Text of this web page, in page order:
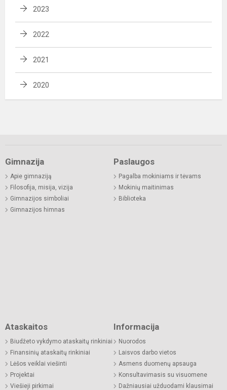
2023
2022
2021
2020
Gimnazija
Apie gimnaziją
Filosofija, misija, vizija
Gimnazijos simboliai
Gimnazijos himnas
Paslaugos
Pagalba mokiniams ir tėvams
Mokinių maitinimas
Biblioteka
Ataskaitos
Biudžeto vykdymo ataskaitų rinkiniai
Finansinių ataskaitų rinkiniai
Lėšos veiklai viešinti
Projektai
Viešieji pirkimai
Informacija
Nuorodos
Laisvos darbo vietos
Asmens duomenų apsauga
Konsultavimasis su visuomene
Dažniausiai užduodami klausimai